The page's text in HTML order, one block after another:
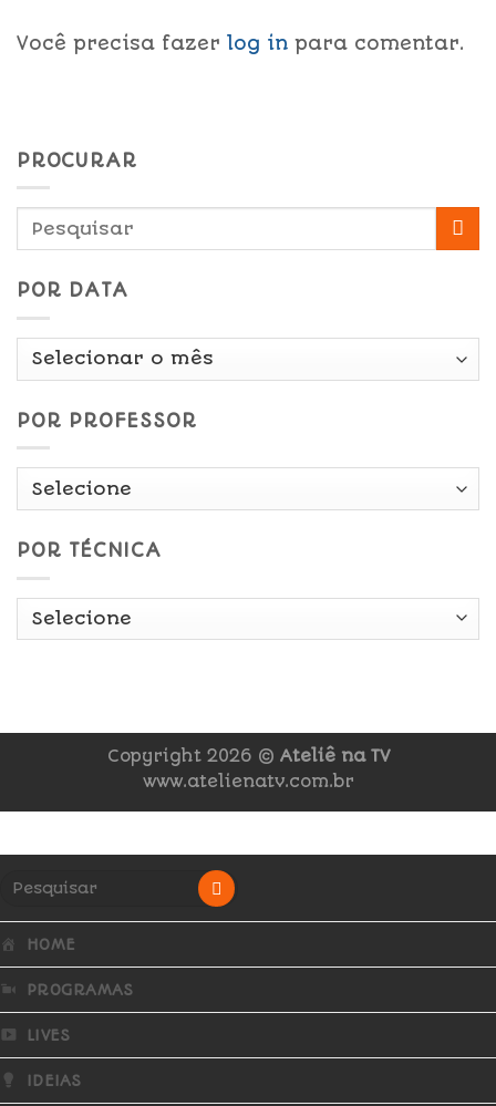
Você precisa fazer log in para comentar.
PROCURAR
POR DATA
Por
POR PROFESSOR
POR TÉCNICA
Copyright 2026 © Ateliê na TV
www.atelienatv.com.br
HOME
PROGRAMAS
LIVES
IDEIAS